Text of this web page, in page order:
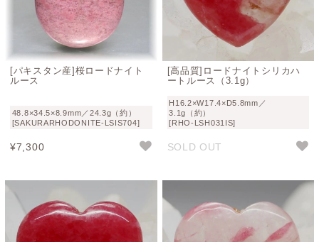
[パキスタン産]桜ロードナイト
ルース
48.8×34.5×8.9mm／24.3g（約）
[SAKURARHODONITE-LSIS704]
¥7,300
[高品質]ロードナイトシリカハ
ートルース（3.1g）
H16.2×W17.4×D5.8mm／
3.1g（約）
[RHO-LSH031IS]
SOLD OUT